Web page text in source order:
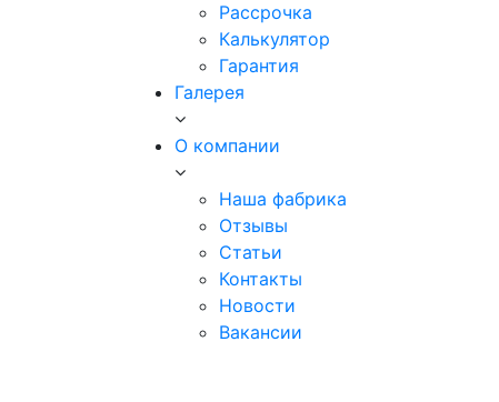
Рассрочка
Калькулятор
Гарантия
Галерея
О компании
Наша фабрика
Отзывы
Статьи
Контакты
Новости
Вакансии